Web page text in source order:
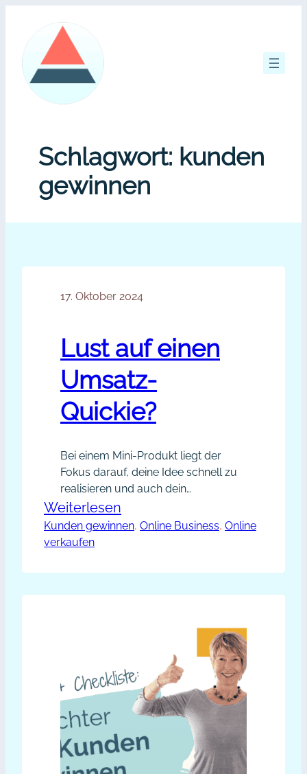
springen
Schlagwort: kunden
gewinnen
17. Oktober 2024
Lust auf einen
Umsatz-
Quickie?
Bei einem Mini-Produkt liegt der
Fokus darauf, deine Idee schnell zu
realisieren und auch dein
Arbeitsergebnis leicht verkaufen zu
können.
Weiterlesen
Lust
einen
Kunden gewinnen, Online Business, Online
verkaufen